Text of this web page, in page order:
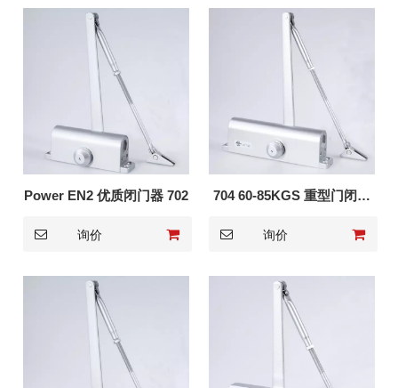
Power EN2 优质闭门器 702
询价
704 60-85KGS 重型门闭门
询价